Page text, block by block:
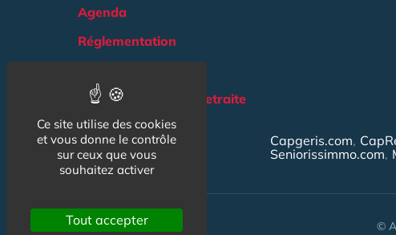
Agenda
Réglementation
Groupe Maison de Retraite
NOS AUTRES SITES :
Capgeris.com
Seniorissimmo.com
©
Ce site utilise des cookies
et vous donne le contrôle
sur ceux que vous
souhaitez activer
Tout accepter